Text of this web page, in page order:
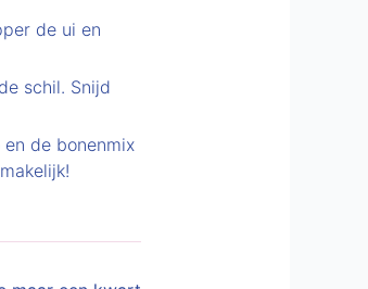
de ui en
schil. Snijd
de bonenmix